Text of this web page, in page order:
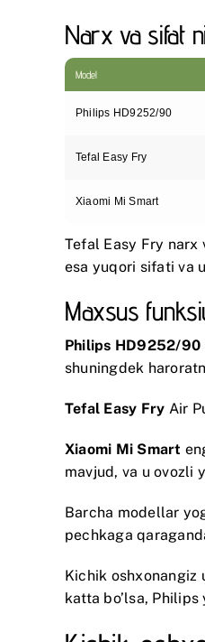
Narx va sifat
Model
Philips HD9252/90
Tefal Easy Fry
Xiaomi Mi Smart
Tefal Easy Fry narx
esa yuqori sifati va
Maxsus
Philips HD9252/90
shuningdek
Tefal Easy Fry Air
Xiaomi Mi Smart
mavjud, va u ovozli
Barcha modellar
pechkaga
Kichik oshxonangiz
katta bo’lsa,